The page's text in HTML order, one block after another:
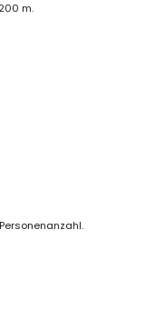
Pueblo, Jávea),
de Jávea, Jávea),
Jávea), Historischer Ort
5 Kilometern von der
von 10 Kilometern von
Klettern,
Schnorcheln,
von der Wohnung)
von 10
m.